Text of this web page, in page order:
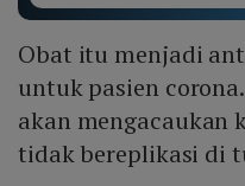
Obat itu menjadi
untuk pasien
akan mengacaukan
tidak bereplikasi di